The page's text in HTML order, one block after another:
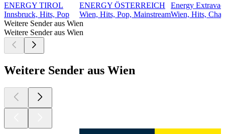
ENERGY TIROL
Innsbruck, Hits, Pop
ENERGY ÖSTERREICH
Wien, Hits, Pop, Mainstream
Energy
Wien, Hits,
Weitere Sender aus Wien
Weitere Sender aus Wien
Weitere Sender aus Wien